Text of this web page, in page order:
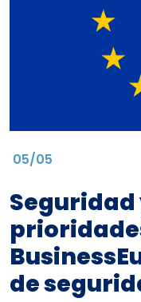
05/05
Seguridad
de